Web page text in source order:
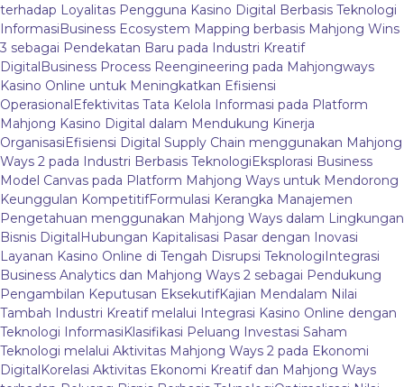
terhadap Loyalitas Pengguna Kasino Digital Berbasis Teknologi
InformasiBusiness Ecosystem Mapping berbasis Mahjong Wins
3 sebagai Pendekatan Baru pada Industri Kreatif
DigitalBusiness Process Reengineering pada Mahjongways
Kasino Online untuk Meningkatkan Efisiensi
OperasionalEfektivitas Tata Kelola Informasi pada Platform
Mahjong Kasino Digital dalam Mendukung Kinerja
OrganisasiEfisiensi Digital Supply Chain menggunakan Mahjong
Ways 2 pada Industri Berbasis TeknologiEksplorasi Business
Model Canvas pada Platform Mahjong Ways untuk Mendorong
Keunggulan KompetitifFormulasi Kerangka Manajemen
Pengetahuan menggunakan Mahjong Ways dalam Lingkungan
Bisnis DigitalHubungan Kapitalisasi Pasar dengan Inovasi
Layanan Kasino Online di Tengah Disrupsi TeknologiIntegrasi
Business Analytics dan Mahjong Ways 2 sebagai Pendukung
Pengambilan Keputusan EksekutifKajian Mendalam Nilai
Tambah Industri Kreatif melalui Integrasi Kasino Online dengan
Teknologi InformasiKlasifikasi Peluang Investasi Saham
Teknologi melalui Aktivitas Mahjong Ways 2 pada Ekonomi
DigitalKorelasi Aktivitas Ekonomi Kreatif dan Mahjong Ways